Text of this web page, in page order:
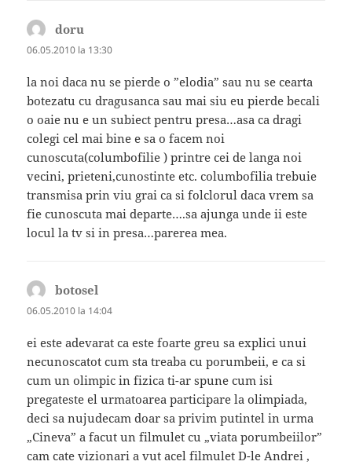
doru
06.05.2010 la 13:30
la noi daca nu se pierde o ”elodia” sau nu se cearta
botezatu cu dragusanca sau mai siu eu pierde becali
o oaie nu e un subiect pentru presa…asa ca dragi
colegi cel mai bine e sa o facem noi
cunoscuta(columbofilie ) printre cei de langa noi
vecini, prieteni,cunostinte etc. columbofilia trebuie
transmisa prin viu grai ca si folclorul daca vrem sa
fie cunoscuta mai departe….sa ajunga unde ii este
locul la tv si in presa…parerea mea.
botosel
06.05.2010 la 14:04
ei este adevarat ca este foarte greu sa explici unui
necunoscatot cum sta treaba cu porumbeii, e ca si
cum un olimpic in fizica ti-ar spune cum isi
pregateste el urmatoarea participare la olimpiada,
deci sa nujudecam doar sa privim putintel in urma
„Cineva” a facut un filmulet cu „viata porumbeiilor”
cam cate vizionari a vut acel filmulet D-le Andrei ,